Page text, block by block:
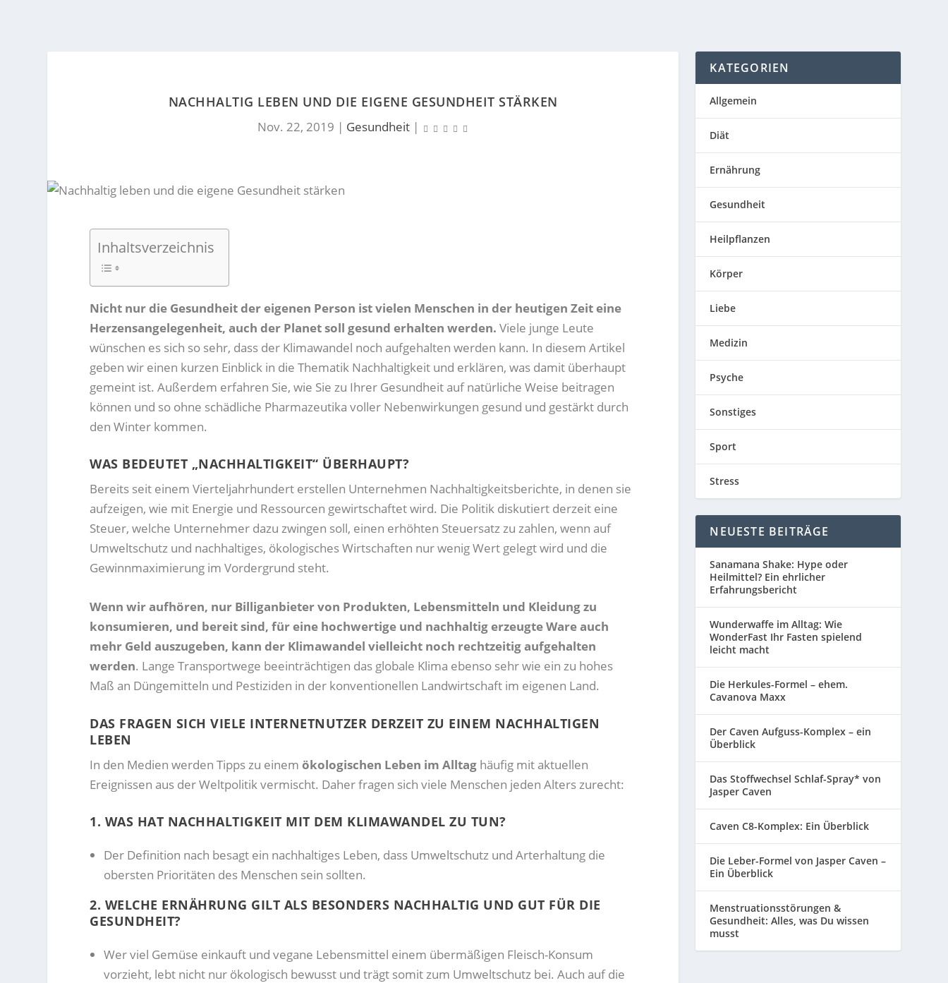
NACHHALTIG LEBEN UND DIE EIGENE GESUNDHEIT STÄRKEN
Nov. 22, 2019 | Gesundheit |
Inhaltsverzeichnis
Nicht nur die Gesundheit der eigenen Person ist vielen Menschen in der heutigen Zeit eine
Herzensangelegenheit, auch der Planet soll gesund erhalten werden. Viele junge Leute
wünschen es sich so sehr, dass der Klimawandel noch aufgehalten werden kann. In diesem Artikel
geben wir einen kurzen Einblick in die Thematik Nachhaltigkeit und erklären, was damit überhaupt
gemeint ist. Außerdem erfahren Sie, wie Sie zu Ihrer Gesundheit auf natürliche Weise beitragen
können und so ohne schädliche Pharmazeutika voller Nebenwirkungen gesund und gestärkt durch
den Winter kommen.
WAS BEDEUTET „NACHHALTIGKEIT“ ÜBERHAUPT?
Bereits seit einem Vierteljahrhundert erstellen Unternehmen Nachhaltigkeitsberichte, in denen sie
aufzeigen, wie mit Energie und Ressourcen gewirtschaftet wird. Die Politik diskutiert derzeit eine
Steuer, welche Unternehmer dazu zwingen soll, einen erhöhten Steuersatz zu zahlen, wenn auf
Umweltschutz und nachhaltiges, ökologisches Wirtschaften nur wenig Wert gelegt wird und die
Gewinnmaximierung im Vordergrund steht.
Wenn wir aufhören, nur Billiganbieter von Produkten, Lebensmitteln und Kleidung zu
konsumieren, und bereit sind, für eine hochwertige und nachhaltig erzeugte Ware auch
mehr Geld auszugeben, kann der Klimawandel vielleicht noch rechtzeitig aufgehalten
werden. Lange Transportwege beeinträchtigen das globale Klima ebenso sehr wie ein zu hohes
Maß an Düngemitteln und Pestiziden in der konventionellen Landwirtschaft im eigenen Land.
DAS FRAGEN SICH VIELE INTERNETNUTZER DERZEIT ZU EINEM NACHHALTIGEN
LEBEN
In den Medien werden Tipps zu einemökologischen Leben im Alltag häufig mit aktuellen
Ereignissen aus der Weltpolitik vermischt. Daher fragen sich viele Menschen jeden Alters zurecht:
1. WAS HAT NACHHALTIGKEIT MIT DEM KLIMAWANDEL ZU TUN?
Der Definition nach besagt ein nachhaltiges Leben, dass Umweltschutz und Arterhaltung die
obersten Prioritäten des Menschen sein sollten.
2. WELCHE ERNÄHRUNG GILT ALS BESONDERS NACHHALTIG UND GUT FÜR DIE
GESUNDHEIT?
Wer viel Gemüse einkauft und vegane Lebensmittel einem übermäßigen Fleisch-Konsum
vorzieht, lebt nicht nur ökologisch bewusst und trägt somit zum Umweltschutz bei. Auch auf die
KATEGORIEN
Allgemein
Diät
Ernährung
Gesundheit
Heilpflanzen
Körper
Liebe
Medizin
Psyche
Sonstiges
Sport
Stress
NEUESTE BEITRÄGE
Sanamana Shake: Hype oder
Heilmittel? Ein ehrlicher
Erfahrungsbericht
Wunderwaffe im Alltag: Wie
WonderFast Ihr Fasten spielend
leicht macht
Die Herkules-Formel – ehem.
Cavanova Maxx
Der Caven Aufguss-Komplex – ein
Überblick
Das Stoffwechsel Schlaf-Spray* von
Jasper Caven
Caven C8-Komplex: Ein Überblick
Die Leber-Formel von Jasper Caven –
Ein Überblick
Menstruationsstörungen &
Gesundheit: Alles, was Du wissen
musst